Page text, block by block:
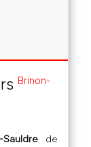
Brinon-
de